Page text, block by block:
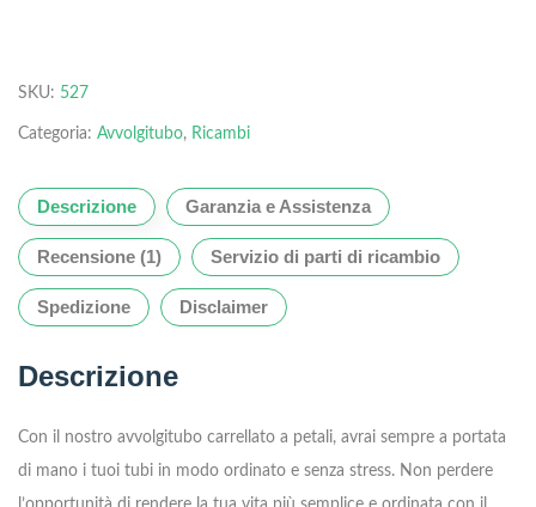
SKU: 527
Categoria: Avvolgitubo, Ricambi
Descrizione Garanzia e Assistenza
Recensione (1) Servizio di parti di ricambio
Spedizione Disclaimer
Descrizione
Con il nostro avvolgitubo carrellato a petali, avrai sempre a portata
di mano i tuoi tubi in modo ordinato e senza stress. Non perdere